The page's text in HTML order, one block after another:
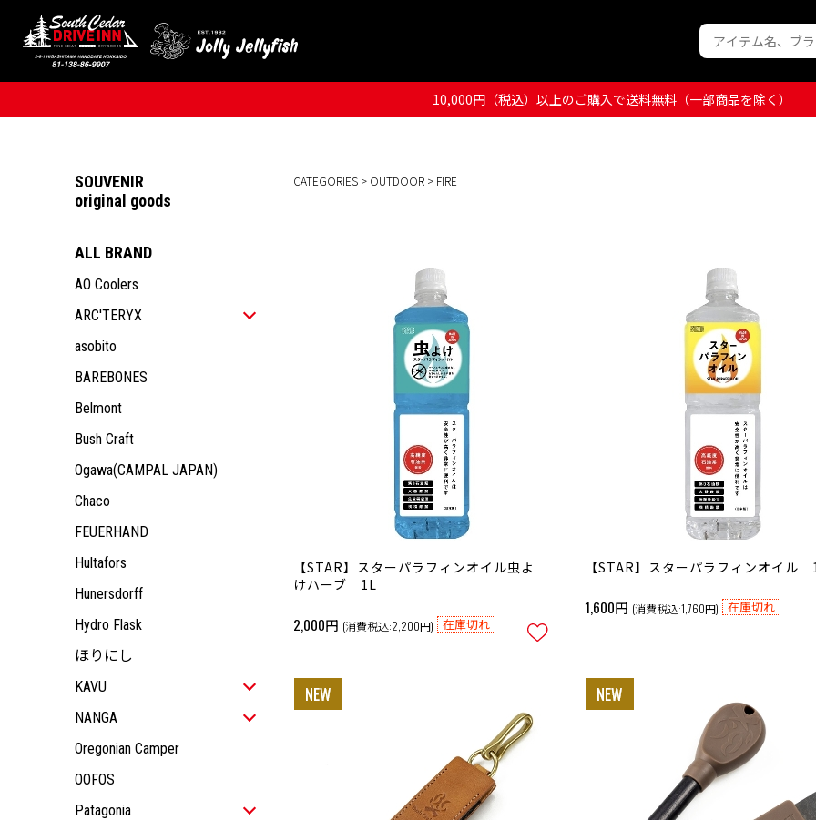
10,000円（税込）以上のご購入で送料無料（一部商品を除く）
SOUVENIR
original goods
ALL BRAND
AO Coolers
ARC'TERYX
ALL ITEM
ALL ITEM
JACKET
TOPS
WOMEN
ALL ITEM
JACKET
PANTS
KIDS
ALL ITEM
TOPS
PANTS
OUTDOOR GEAR
asobito
BAREBONES
Belmont
Bush Craft
Ogawa(CAMPAL JAPAN)
Chaco
FEUERHAND
Hultafors
Hunersdorff
Hydro Flask
ほりにし
KAVU
ALL ITEM
ALL ITEM
JACKET
TOPS
WOMEN
ALL ITEM
JACKET
KIDS
ALL ITEM
OUTDOOR GEAR
NANGA
ALL ITEM
ALL ITEM
JACKET
WOMEN
ALL ITEM
KIDS
Oregonian Camper
OOFOS
Patagonia
CATEGORIES > OUTDOOR > FIRE
【STAR】スターパラフィンオイル虫よ
けハーブ 1L
2,000円 (消費税込:2,200円) 在庫切れ
【STAR】スターパラフィンオイル
1,600円 (消費税込:1,760円) 在庫切れ